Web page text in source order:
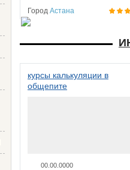
Город Астана
курсы калькуляции в
общепите
00.00.0000